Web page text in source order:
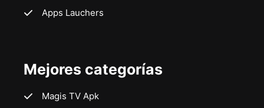
Apps Lauchers
Mejores categorías
Magis TV Apk